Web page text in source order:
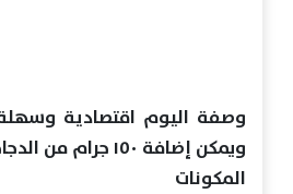
وصفة اليوم اقتصادية
ويمكن إضافة ١٥٠ جرام من الدجاج المقطع أو الاستغناء عنها لتصبح وصفة نباتية.
المكونات